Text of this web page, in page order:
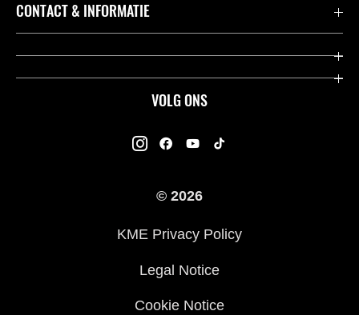
VOLG ONS
Accessoires & Onderdelen
Dealers
K-Care Fabrieksgarantie
Gebruikershandleidingen
Kawasaki Road Assistance
Veelgestelde Vragen
CONTACT & INFORMATIE
Contact
© 2026
KME Privacy Policy
Legal Notice
Cookie Notice